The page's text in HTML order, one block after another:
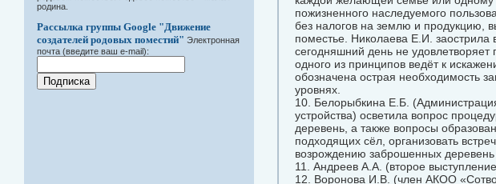
родина.
Рассылка группы Google "Движение
создателей родовых поместий" Электронная
почта (введите ваш e-mail):
пожизненного наследуемого
без налогов на землю и продукцию,
поместье. Николаева Е.И.
сегодняшний день не
одного из принципов ведёт к
обозначена острая необходимость
уровнях.
10. Белорыбкина Е.Б.
устройства) осветила вопрос
деревень, а также вопросы
подходящих сёл, организовать
возрождению заброшенных
11. Андреев А.А. (второе
12. Воронова И.В. (член АКОО